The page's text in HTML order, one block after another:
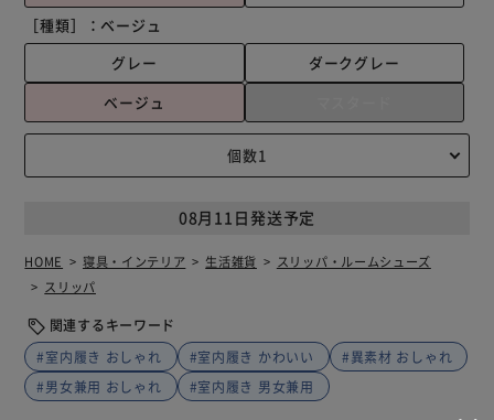
［種類］： ベージュ
グレー
ダークグレー
ベージュ
08月11日発送予定
HOME 寝具・インテリア 生活雑貨
スリッパ・ルームシューズ
スリッパ
関連するキーワード
#室内履き おしゃれ
#室内履き かわいい
#異素材 おしゃれ
#男女兼用 おしゃれ
#室内履き 男女兼用